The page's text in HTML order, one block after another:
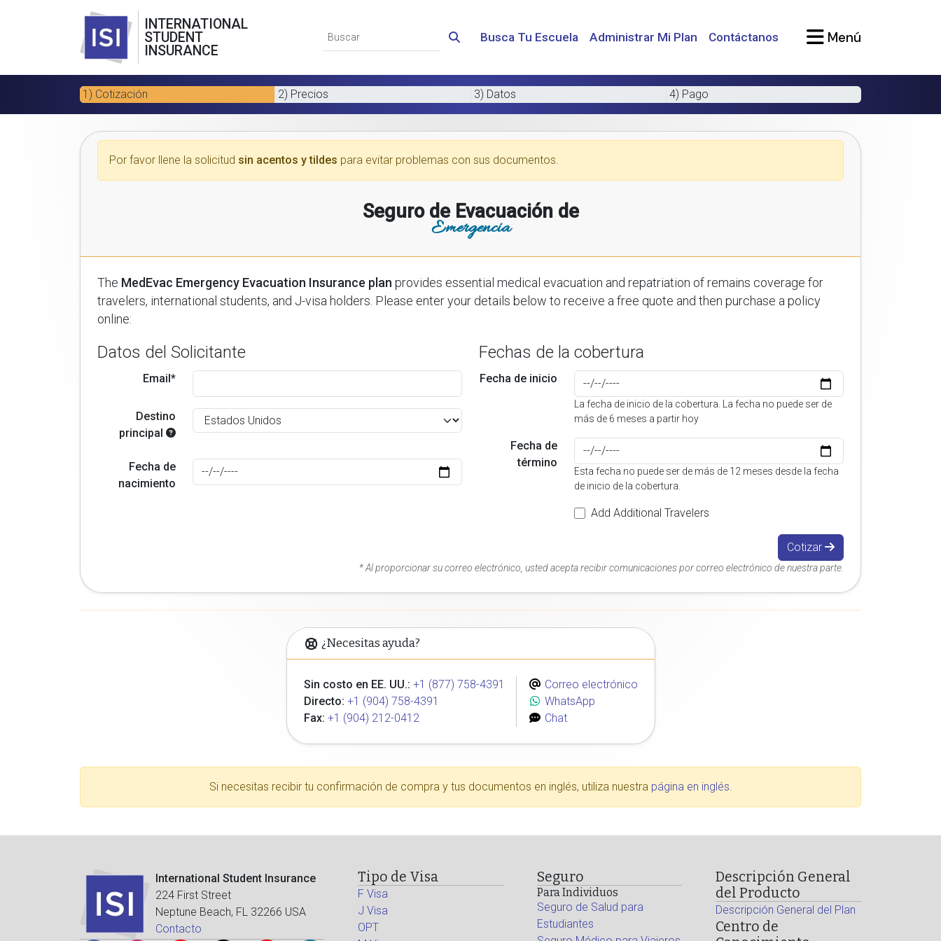
INTERNATIONAL
STUDENT
INSURANCE
Busca Tu Escuela Administrar Mi Plan Contáctanos Menú
1) Cotización 2) Precios 3) Datos 4) Pago
Por favor llene la solicitud sin acentos y tildes para evitar problemas con sus documentos.
Seguro de Evacuación de
Emergencia
The MedEvac Emergency Evacuation Insurance plan provides essential medical evacuation and repatriation of remains coverage for
travelers, international students, and J-visa holders. Please enter your details below to receive a free quote and then purchase a policy
online:
Datos del Solicitante
Email*
Destino
principal
Fecha de
nacimiento
Fechas de la cobertura
Fecha de inicio
La fecha de inicio de la cobertura. La fecha no puede ser de
más de 6 meses a partir hoy
Fecha de
término
Esta fecha no puede ser de más de 12 meses desde la fecha
de inicio de la cobertura.
Add Additional Travelers
Cotizar
* Al proporcionar su correo electrónico, usted acepta recibir comunicaciones por correo electrónico de nuestra parte.
¿Necesitas ayuda?
Sin costo en EE. UU.: +1 (877) 758-4391
Directo: +1 (904) 758-4391
Fax: +1 (904) 212-0412
Correo electrónico
WhatsApp
Chat
Si necesitas recibir tu confirmación de compra y tus documentos en inglés, utiliza nuestra página en inglés.
International Student Insurance
224 First Street
Neptune Beach, FL 32266 USA
Contacto
Tipo de Visa
F Visa
J Visa
OPT
Seguro
Para Individuos
Seguro de Salud para
Estudiantes
Descripción General
del Producto
Descripción General del Plan
Centro de